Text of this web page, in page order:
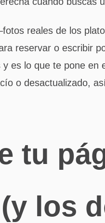
reales de los
reservar o escribir
es lo que te pone en
o desactualizado,
tu
los